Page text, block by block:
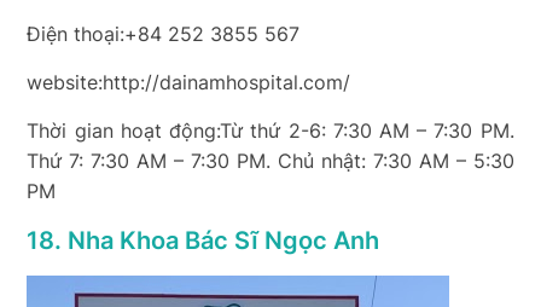
Điện thoại:+84 252 3855 567
website:http://dainamhospital.com/
Thời gian hoạt động:Từ thứ 2-6: 7:30 AM – 7:30 PM.
Thứ 7: 7:30 AM – 7:30 PM. Chủ nhật: 7:30 AM – 5:30
PM
18. Nha Khoa Bác Sĩ Ngọc Anh